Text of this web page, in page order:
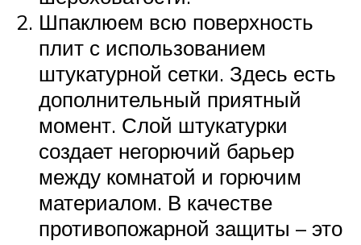
Шпаклюем всю поверхность
плит с использованием
штукатурной сетки. Здесь есть
дополнительный приятный
момент. Слой штукатурки
создает негорючий барьер
между комнатой и горючим
материалом. В качестве
противопожарной защиты – это